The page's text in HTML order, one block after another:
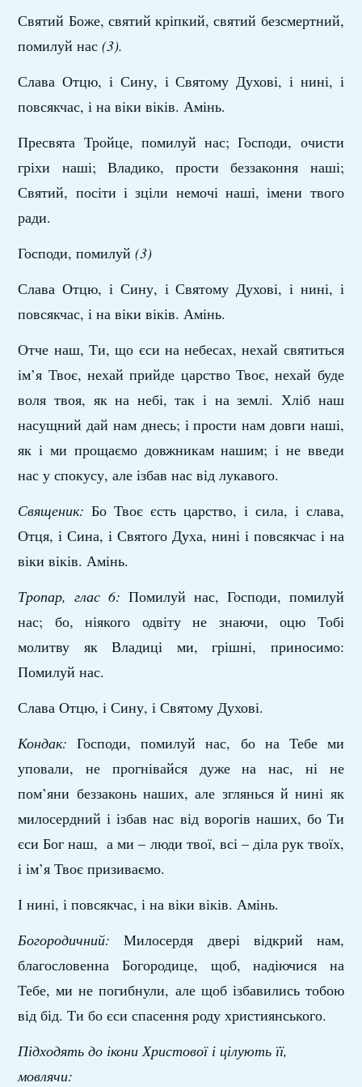
Святий Боже, святий кріпкий, святий безсмертний,
помилуй нас(3).
Слава Отцю, і Сину, і Святому Духові, і нині, і
повсякчас, і на віки віків. Амінь.
Пресвята Тройце, помилуй нас; Господи, очисти
гріхи наші; Владико, прости беззаконня наші;
Святий, посіти і зціли немочі наші, імени твого
ради.
Господи, помилуй(3)
Слава Отцю, і Сину, і Святому Духові, і нині, і
повсякчас, і на віки віків. Амінь.
Отче наш, Ти, що єси на небесах, нехай святиться
ім’я Твоє, нехай прийде царство Твоє, нехай буде
воля твоя, як на небі, так і на землі. Хліб наш
насущний дай нам днесь; і прости нам довги наші,
як і ми прощаємо довжникам нашим; і не введи
нас у спокусу, але ізбав нас від лукавого.
Священик: Бо Твоє єсть царство, і сила, і слава,
Отця, і Сина, і Святого Духа, нині і повсякчас і на
віки віків. Амінь.
Тропар, глас 6: Помилуй нас, Господи, помилуй
нас; бо, ніякого одвіту не знаючи, оцю Тобі
молитву як Владиці ми, грішні, приносимо:
Помилуй нас.
Слава Отцю, і Сину, і Святому Духові.
Кондак: Господи, помилуй нас, бо на Тебе ми
уповали, не прогнівайся дуже на нас, ні не
пом’яни беззаконь наших, але зглянься й нині як
милосердний і ізбав нас від ворогів наших, бо Ти
єси Бог наш, а ми – люди твої, всі – діла рук твоїх,
і ім’я Твоє призиваємо.
І нині, і повсякчас, і на віки віків. Амінь.
Богородичний: Милосердя двері відкрий нам,
благословенна Богородице, щоб, надіючися на
Тебе, ми не погибнули, але щоб ізбавились тобою
від бід. Ти бо єси спасення роду християнського.
Підходять до ікони Христової і цілують її,
мовлячи: